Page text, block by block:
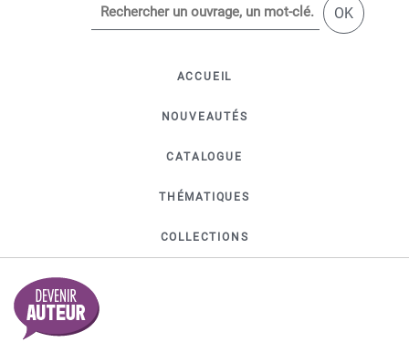
OK
ACCUEIL
NOUVEAUTÉS
CATALOGUE
THÉMATIQUES
COLLECTIONS